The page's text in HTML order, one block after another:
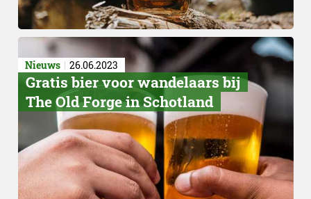
Nieuws 26.06.2023
Gratis bier voor wandelaars bij
The Old Forge in Schotland